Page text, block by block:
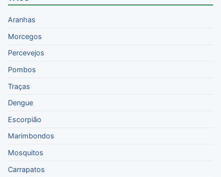
Aranhas
Morcegos
Percevejos
Pombos
Traças
Dengue
Escorpião
Marimbondos
Mosquitos
Carrapatos